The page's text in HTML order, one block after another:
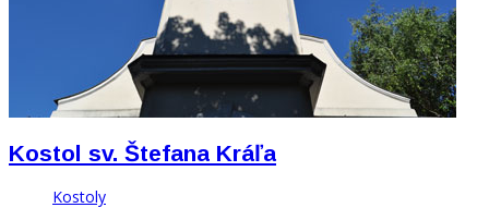
Kostol sv. Štefana Kráľa
Kostoly